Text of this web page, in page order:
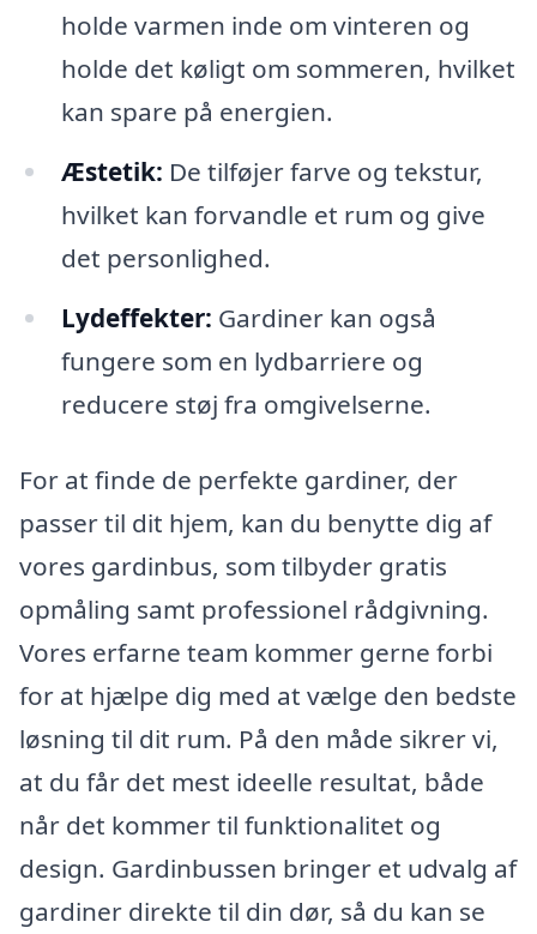
holde varmen inde om vinteren og
holde det køligt om sommeren, hvilket
kan spare på energien.
Æstetik: De tilføjer farve og tekstur,
hvilket kan forvandle et rum og give
det personlighed.
Lydeffekter: Gardiner kan også
fungere som en lydbarriere og
reducere støj fra omgivelserne.
For at finde de perfekte gardiner, der
passer til dit hjem, kan du benytte dig af
vores gardinbus, som tilbyder gratis
opmåling samt professionel rådgivning.
Vores erfarne team kommer gerne forbi
for at hjælpe dig med at vælge den bedste
løsning til dit rum. På den måde sikrer vi,
at du får det mest ideelle resultat, både
når det kommer til funktionalitet og
design. Gardinbussen bringer et udvalg af
gardiner direkte til din dør, så du kan se